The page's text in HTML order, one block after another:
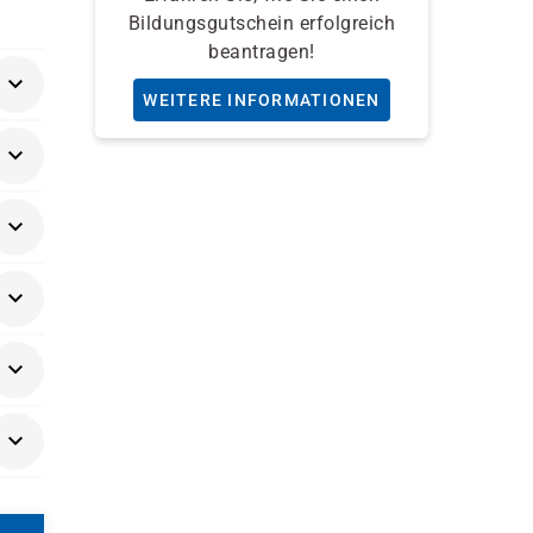
Bildungsgutschein erfolgreich
beantragen!
WEITERE INFORMATIONEN